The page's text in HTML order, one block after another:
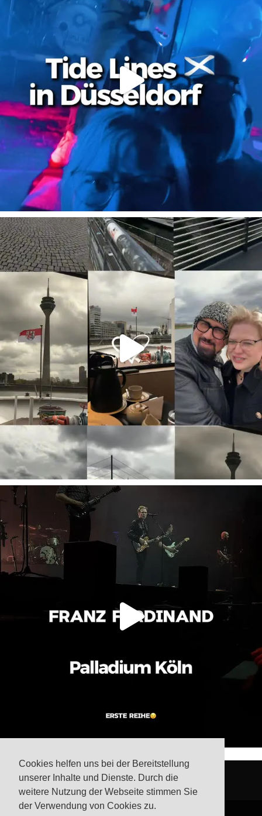
Cookies helfen uns bei der Bereitstellung
unserer Inhalte und Dienste. Durch die
weitere Nutzung der Webseite stimmen Sie
der Verwendung von Cookies zu.